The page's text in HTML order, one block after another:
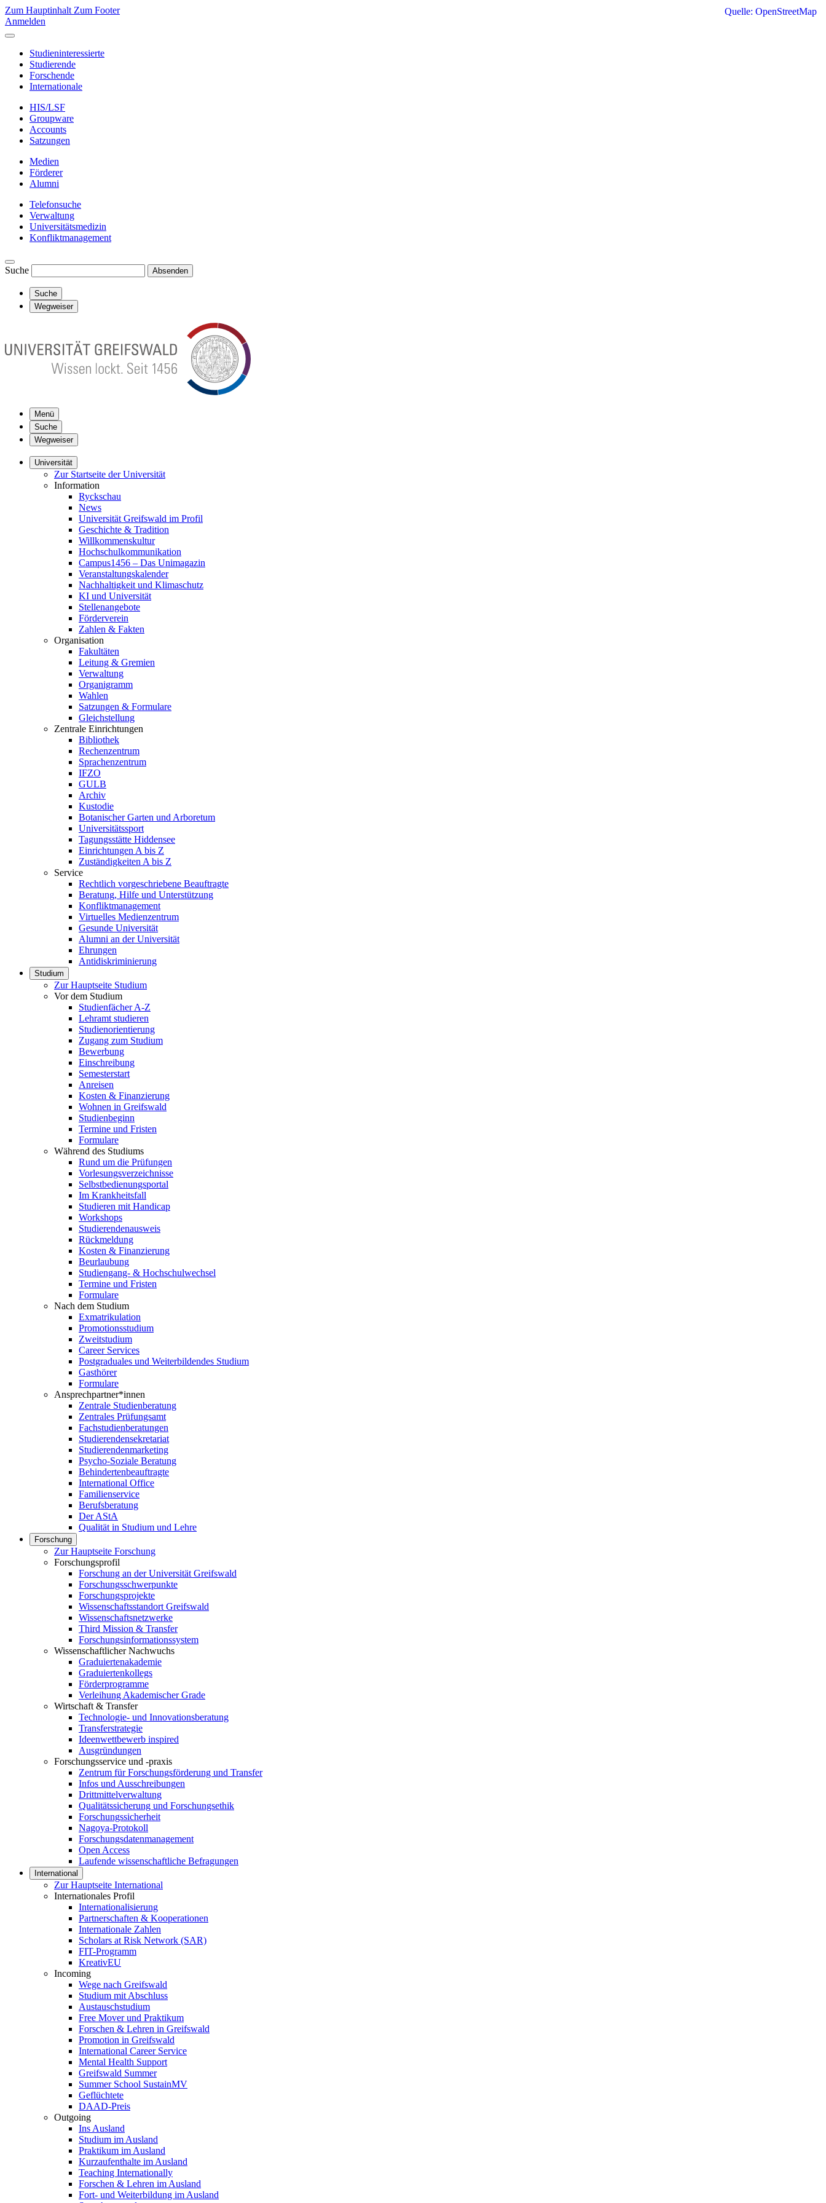
Zum Hauptinhalt Zum Footer
Anmelden
Studieninteressierte
Studierende
Forschende
Internationale
HIS/LSF
Groupware
Accounts
Satzungen
Medien
Förderer
Alumni
Telefonsuche
Verwaltung
Universitätsmedizin
Konfliktmanagement
Suche Absenden
Suche
Wegweiser
Menü
Suche
Wegweiser
Universität
Zur Startseite der Universität
Information
Ryckschau
News
Universität Greifswald im Profil
Geschichte & Tradition
Willkommenskultur
Hochschulkommunikation
Campus1456 – Das Unimagazin
Veranstaltungskalender
Nachhaltigkeit und Klimaschutz
KI und Universität
Stellenangebote
Förderverein
Zahlen & Fakten
Organisation
Fakultäten
Leitung & Gremien
Verwaltung
Organigramm
Wahlen
Satzungen & Formulare
Gleichstellung
Zentrale Einrichtungen
Bibliothek
Rechenzentrum
Sprachenzentrum
IFZO
GULB
Archiv
Kustodie
Botanischer Garten und Arboretum
Universitätssport
Tagungsstätte Hiddensee
Einrichtungen A bis Z
Zuständigkeiten A bis Z
Service
Rechtlich vorgeschriebene Beauftragte
Beratung, Hilfe und Unterstützung
Konfliktmanagement
Virtuelles Medienzentrum
Gesunde Universität
Alumni an der Universität
Ehrungen
Antidiskriminierung
Studium
Zur Hauptseite Studium
Vor dem Studium
Studienfächer A-Z
Lehramt studieren
Studienorientierung
Zugang zum Studium
Bewerbung
Einschreibung
Semesterstart
Anreisen
Kosten & Finanzierung
Wohnen in Greifswald
Studienbeginn
Termine und Fristen
Formulare
Während des Studiums
Rund um die Prüfungen
Vorlesungsverzeichnisse
Selbstbedienungsportal
Im Krankheitsfall
Studieren mit Handicap
Workshops
Studierendenausweis
Rückmeldung
Kosten & Finanzierung
Beurlaubung
Studiengang- & Hochschulwechsel
Termine und Fristen
Formulare
Nach dem Studium
Exmatrikulation
Promotionsstudium
Zweitstudium
Career Services
Postgraduales und Weiterbildendes Studium
Gasthörer
Formulare
Ansprechpartner*innen
Zentrale Studienberatung
Zentrales Prüfungsamt
Fachstudienberatungen
Studierendensekretariat
Studierendenmarketing
Psycho-Soziale Beratung
Behindertenbeauftragte
International Office
Familienservice
Berufsberatung
Der AStA
Qualität in Studium und Lehre
Forschung
Zur Hauptseite Forschung
Forschungsprofil
Forschung an der Universität Greifswald
Forschungsschwerpunkte
Forschungsprojekte
Wissenschaftsstandort Greifswald
Wissenschaftsnetzwerke
Third Mission & Transfer
Forschungsinformationssystem
Wissenschaftlicher Nachwuchs
Graduiertenakademie
Graduiertenkollegs
Förderprogramme
Verleihung Akademischer Grade
Wirtschaft & Transfer
Technologie- und Innovationsberatung
Transferstrategie
Ideenwettbewerb inspired
Ausgründungen
Forschungsservice und -praxis
Zentrum für Forschungsförderung und Transfer
Infos und Ausschreibungen
Drittmittelverwaltung
Qualitätssicherung und Forschungsethik
Forschungssicherheit
Nagoya-Protokoll
Forschungsdatenmanagement
Open Access
Laufende wissenschaftliche Befragungen
International
Zur Hauptseite International
Internationales Profil
Internationalisierung
Partnerschaften & Kooperationen
Internationale Zahlen
Scholars at Risk Network (SAR)
FIT-Programm
KreativEU
Incoming
Wege nach Greifswald
Studium mit Abschluss
Austauschstudium
Free Mover und Praktikum
Forschen & Lehren in Greifswald
Promotion in Greifswald
International Career Service
Mental Health Support
Greifswald Summer
Summer School SustainMV
Geflüchtete
DAAD-Preis
Outgoing
Ins Ausland
Studium im Ausland
Praktikum im Ausland
Kurzaufenthalte im Ausland
Teaching Internationally
Forschen & Lehren im Ausland
Fort- und Weiterbildung im Ausland
Quelle: OpenStreetMap